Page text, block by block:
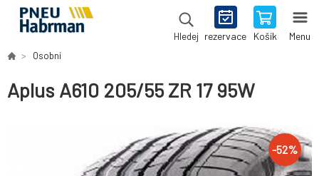
Hledej rezervace Košík Menu
Osobní
Aplus A610 205/55 ZR 17 95W
-52%